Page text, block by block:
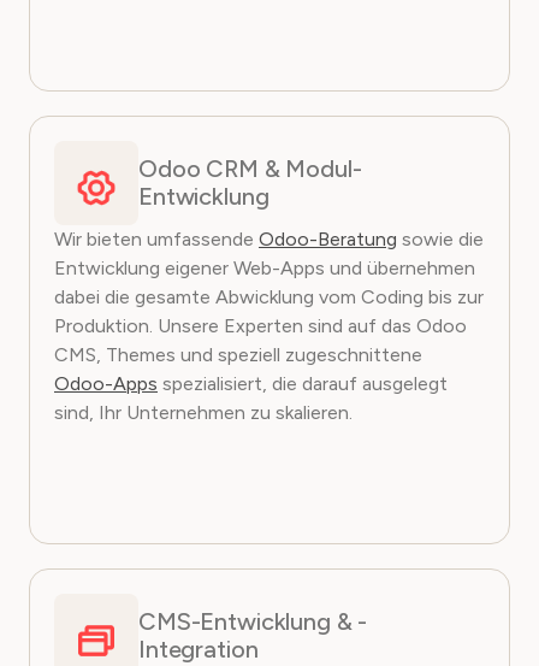
Odoo CRM & Modul-
Entwicklung
Wir bieten umfassende Odoo-Beratung sowie die
Entwicklung eigener Web-Apps und übernehmen
dabei die gesamte Abwicklung vom Coding bis zur
Produktion. Unsere Experten sind auf das Odoo
CMS, Themes und speziell zugeschnittene
Odoo-Apps spezialisiert, die darauf ausgelegt
sind, Ihr Unternehmen zu skalieren.
CMS-Entwicklung & -
Integration